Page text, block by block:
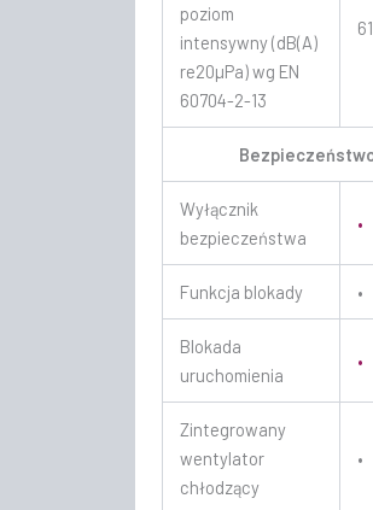
poziom
intensywny (dB(A)
re20µPa) wg EN
60704-2-13
61
Wyłącznik
bezpieczeństwa
•
Funkcja blokady •
Blokada
uruchomienia
•
Zintegrowany
wentylator
chłodzący
•